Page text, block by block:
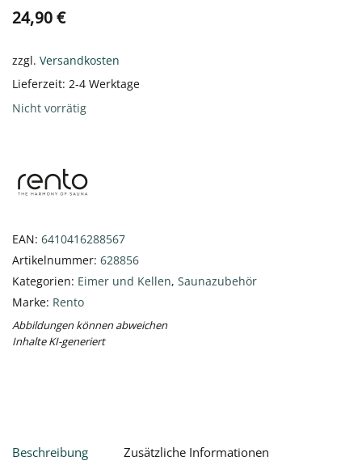
24,90€
zzgl. Versandkosten
Lieferzeit: 2-4 Werktage
Nicht vorrätig
EAN: 6410416288567
Artikelnummer: 628856
Kategorien: Eimer und Kellen, Saunazubehör
Marke: Rento
Abbildungen können abweichen
Inhalte KI-generiert
Beschreibung Zusätzliche Informationen